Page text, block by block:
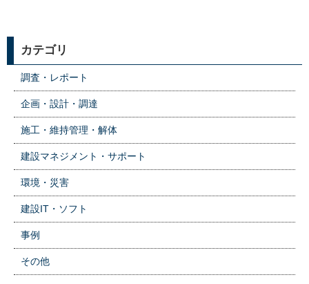
カテゴリ
調査・レポート
企画・設計・調達
施工・維持管理・解体
建設マネジメント・サポート
環境・災害
建設IT・ソフト
事例
その他